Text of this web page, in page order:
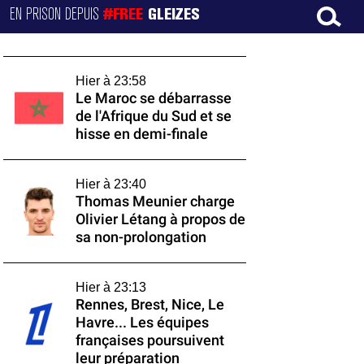
EN PRISON DEPUIS#FREE GLEIZES
Hier à 23:58
Le Maroc se débarrasse
de l'Afrique du Sud et se
hisse en demi-finale
Hier à 23:40
Thomas Meunier charge
Olivier Létang à propos de
sa non-prolongation
Hier à 23:13
Rennes, Brest, Nice, Le
Havre... Les équipes
françaises poursuivent
leur préparation